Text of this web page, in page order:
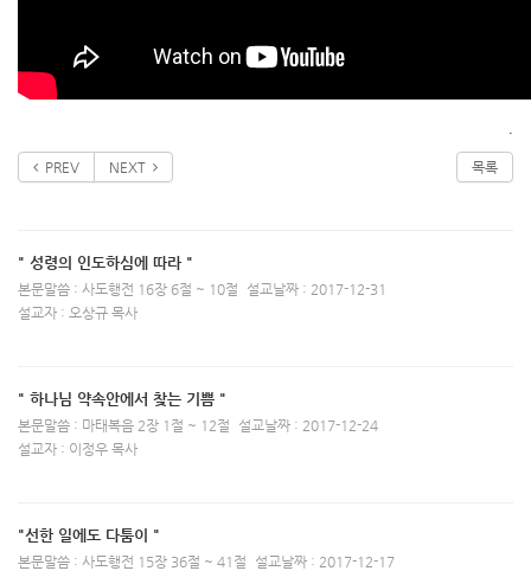
.
PREV NEXT 목록
" 성령의 인도하심에 따라 "
본문말씀 : 사도행전 16장 6절 ~ 10절
설교날짜 : 2017-12-31
설교자 : 오상규 목사
" 하나님 약속안에서 찾는 기쁨 "
본문말씀 : 마태복음 2장 1절 ~ 12절
설교날짜 : 2017-12-24
설교자 : 이정우 목사
"선한 일에도 다툼이 "
본문말씀 : 사도행전 15장 36절 ~ 41절
설교날짜 : 2017-12-17